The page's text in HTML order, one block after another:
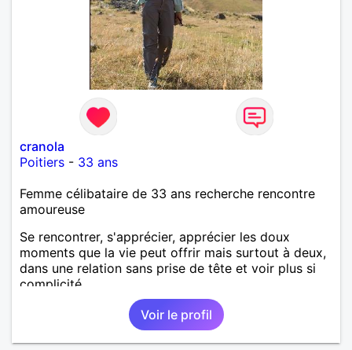
cranola
Poitiers - 33 ans
Femme célibataire de 33 ans recherche rencontre
amoureuse
Se rencontrer, s'apprécier, apprécier les doux
moments que la vie peut offrir mais surtout à deux,
dans une relation sans prise de tête et voir plus si
complicité.
Voir le profil